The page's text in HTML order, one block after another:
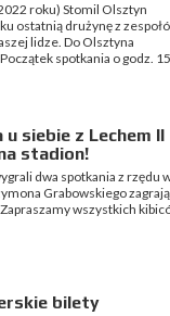
roku) Stomil Olsztyn
ostatnią drużynę z
lidze. Do Olsztyna
spotkania o godz.
siebie z Lechem II
stadion!
dwa spotkania z rzędu
Grabowskiego
wszystkich
bilety